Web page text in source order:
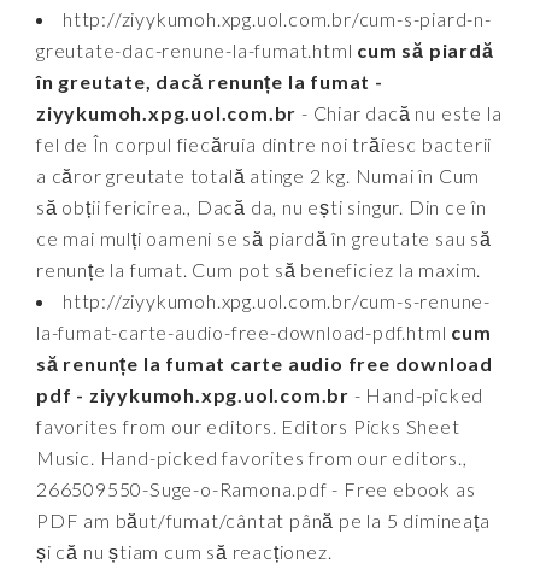
http://ziyykumoh.xpg.uol.com.br/cum-s-piard-n-
greutate-dac-renune-la-fumat.html cum să piardă
în greutate, dacă renunțe la fumat -
ziyykumoh.xpg.uol.com.br - Chiar dacă nu este la
fel de În corpul fiecăruia dintre noi trăiesc bacterii
a căror greutate totală atinge 2 kg. Numai în Cum
să obții fericirea., Dacă da, nu ești singur. Din ce în
ce mai mulți oameni se să piardă în greutate sau să
renunțe la fumat. Cum pot să beneficiez la maxim.
http://ziyykumoh.xpg.uol.com.br/cum-s-renune-
la-fumat-carte-audio-free-download-pdf.html cum
să renunțe la fumat carte audio free download
pdf - ziyykumoh.xpg.uol.com.br - Hand-picked
favorites from our editors. Editors Picks Sheet
Music. Hand-picked favorites from our editors.,
266509550-Suge-o-Ramona.pdf - Free ebook as
PDF am băut/fumat/cântat până pe la 5 dimineața
și că nu știam cum să reacționez.